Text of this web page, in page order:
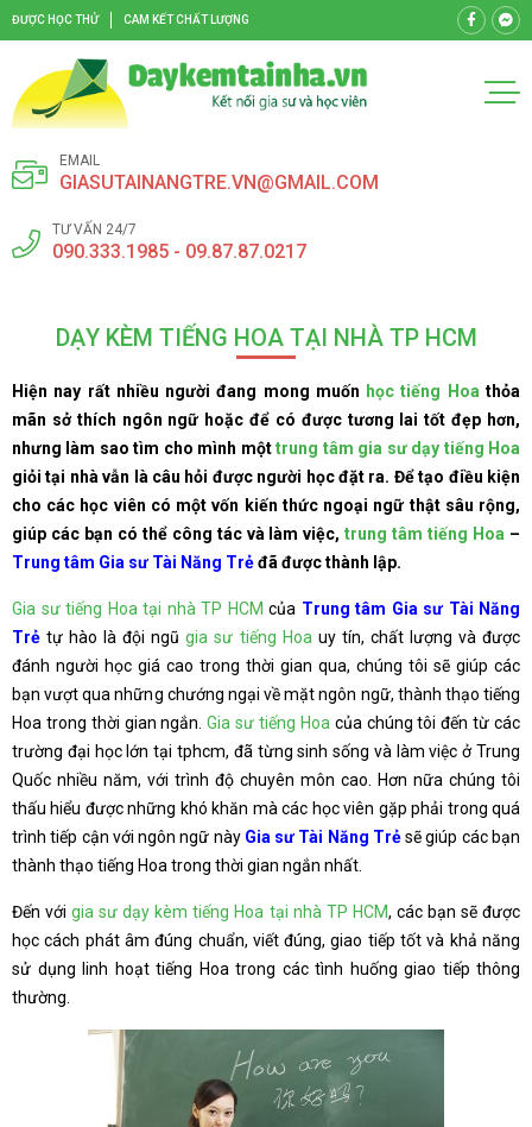
ĐƯỢC HỌC THỬ CAM KẾT CHẤT LƯỢNG
EMAIL
GIASUTAINANGTRE.VN@GMAIL.COM
TƯ VẤN 24/7
090.333.1985 - 09.87.87.0217
DẠY KÈM TIẾNG HOA TẠI NHÀ TP HCM
Hiện nay rất nhiều người đang mong muốn học tiếng Hoa thỏa
mãn sở thích ngôn ngữ hoặc để có được tương lai tốt đẹp hơn,
nhưng làm sao tìm cho mình mộttrung tâm gia sư dạy tiếng Hoa
giỏi tại nhà vẫn là câu hỏi được người học đặt ra. Để tạo điều kiện
cho các học viên có một vốn kiến thức ngoại ngữ thật sâu rộng,
giúp các bạn có thể công tác và làm việc,trung tâm tiếng Hoa –
Trung tâm Gia sư Tài Năng Trẻđã được thành lập.
Gia sư tiếng Hoa tại nhà TP HCM của Trung tâm Gia sư Tài Năng
Trẻ tự hào là đội ngũgia sư tiếng Hoa uy tín, chất lượng và được
đánh người học giá cao trong thời gian qua, chúng tôi sẽ giúp các
bạn vượt qua những chướng ngại về mặt ngôn ngữ, thành thạo tiếng
Hoa trong thời gian ngắn.Gia sư tiếng Hoa của chúng tôi đến từ các
trường đại học lớn tại tphcm, đã từng sinh sống và làm việc ở Trung
Quốc nhiều năm, với trình độ chuyên môn cao. Hơn nữa chúng tôi
thấu hiểu được những khó khăn mà các học viên gặp phải trong quá
trình tiếp cận với ngôn ngữ này Gia sư Tài Năng Trẻsẽ giúp các bạn
thành thạo tiếng Hoa trong thời gian ngắn nhất.
Đến vớigia sư dạy kèm tiếng Hoa tại nhà TP HCM, các bạn sẽ được
học cách phát âm đúng chuẩn, viết đúng, giao tiếp tốt và khả năng
sử dụng linh hoạt tiếng Hoa trong các tình huống giao tiếp thông
thường.